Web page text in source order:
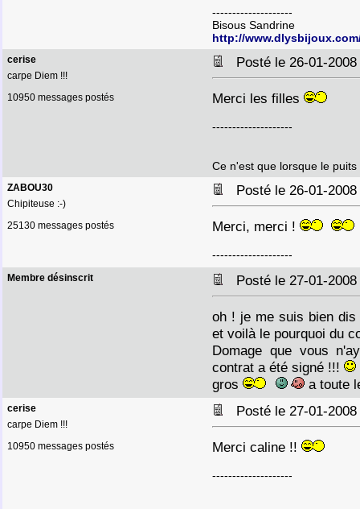
--------------------
Bisous Sandrine
http://
cerise
carpe Diem !!!
10950 messages postés
Posté le 26-01-
Merci les filles
--------------------
Ce n'est que lorsque le
ZABOU30
Chipiteuse :-)
25130 messages postés
Posté le 26-01-
Merci, merci !
--------------------
Membre désinscrit Posté le 27-01-
oh ! je me suis bien
et voilà le pourquoi du
Domage que vous
contrat a été signé !!!
gros
a toute
cerise
carpe Diem !!!
10950 messages postés
Posté le 27-01-
Merci caline !!
--------------------